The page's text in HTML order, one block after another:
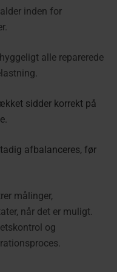
inden for
alle reparerede
sidder korrekt på
afbalanceres, før
målinger,
når det er muligt.
og